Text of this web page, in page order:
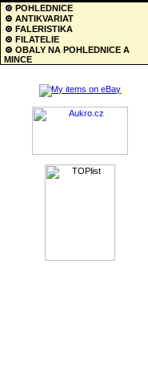
POHLEDNICE
ANTIKVARIAT
FALERISTIKA
FILATELIE
OBALY NA POHLEDNICE A
MINCE